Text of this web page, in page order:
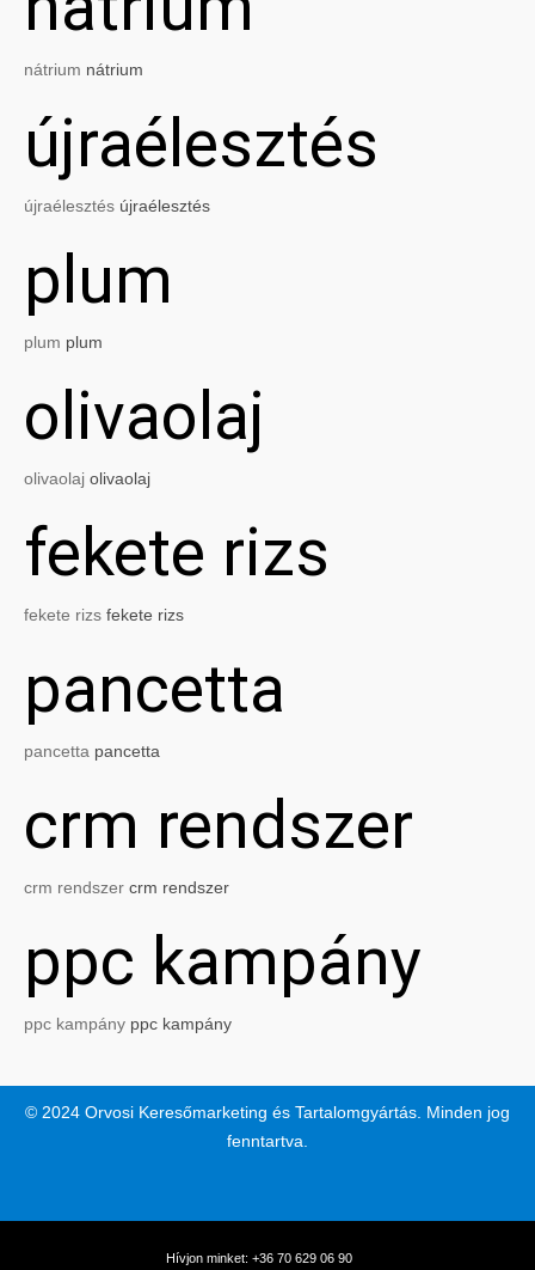
nátrium nátrium
újraélesztés
újraélesztés újraélesztés
plum
plum plum
olivaolaj
olivaolaj olivaolaj
fekete rizs
fekete rizs fekete rizs
pancetta
pancetta pancetta
crm rendszer
crm rendszer crm rendszer
ppc kampány
ppc kampány ppc kampány
© 2024 Orvosi Keresőmarketing és Tartalomgyártás. Minden jog
fenntartva.
Hívjon minket: +36 70 629 06 90